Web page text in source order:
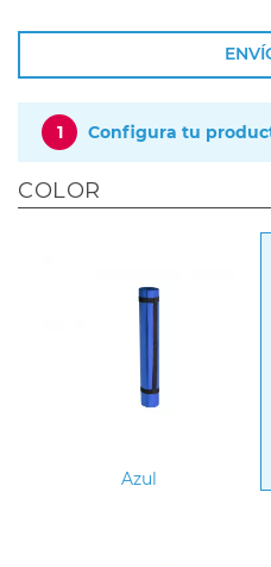
1 Configura tu
COLOR
Azul